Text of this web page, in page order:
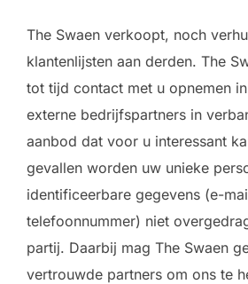
The Swaen verkoopt, noch
klantenlijsten aan derden. The
tot tijd contact met u opnemen
externe bedrijfspartners in
aanbod dat voor u interessant
gevallen worden uw unieke
identificeerbare gegevens (e-
telefoonnummer) niet
partij. Daarbij mag The Swaen
vertrouwde partners om ons te